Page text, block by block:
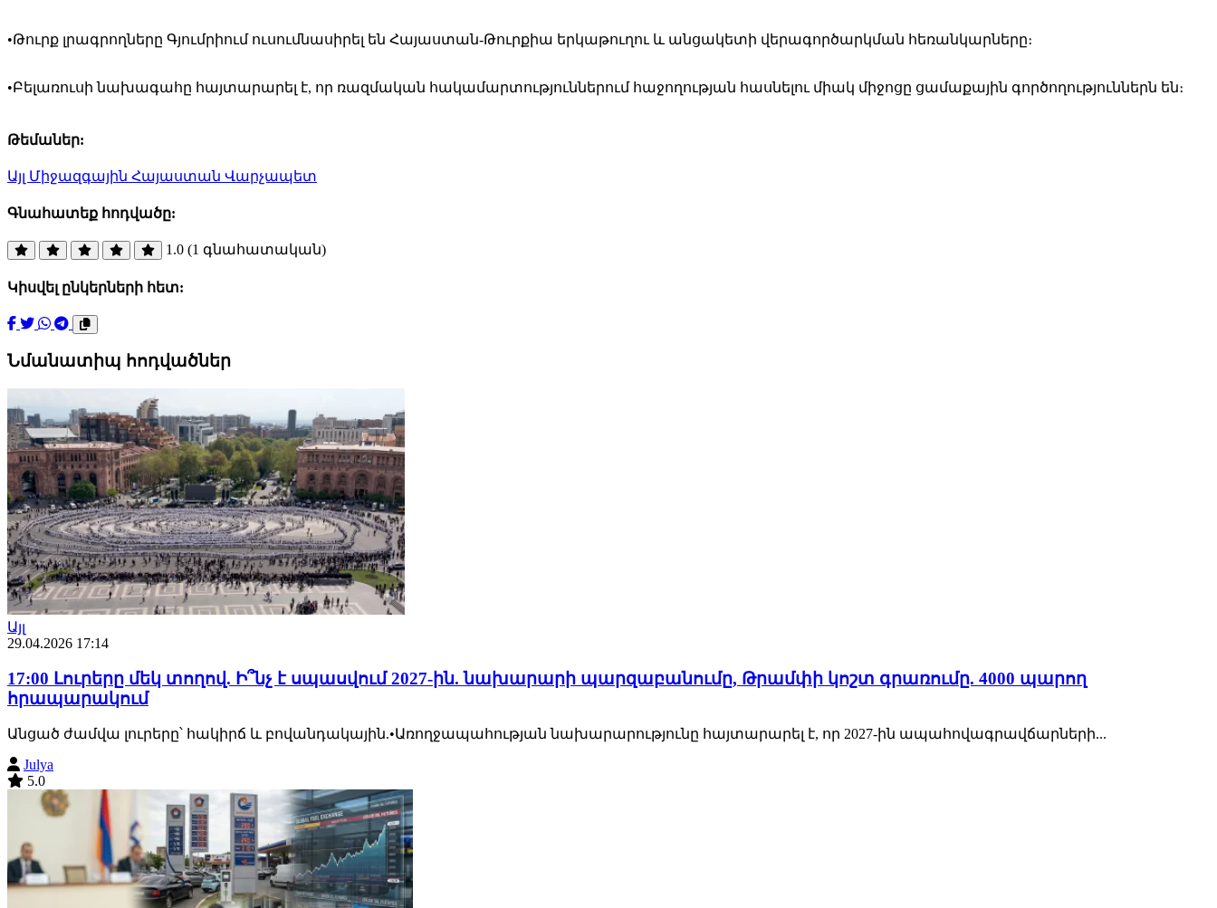
•Թուրք լրագրողները Գյումրիում ուսումնասիրել են Հայաստան-Թուրքիա երկաթուղու և անցակետի վերագործարկման հեռանկարները։
•Բելառուսի նախագահը հայտարարել է, որ ռազմական հակամարտություններում հաջողության հասնելու միակ միջոցը ցամաքային գործողություններն են։
Թեմաներ:
Այլ Միջազգային Հայաստան Վարչապետ
Գնահատեք հոդվածը:
1.0 (1 գնահատական)
Կիսվել ընկերների հետ:
Նմանատիպ հոդվածներ
Այլ
29.04.2026 17:14
17:00 Լուրերը մեկ տողով. Ի՞նչ է սպասվում 2027-ին. նախարարի պարզաբանումը, Թրամփի կոշտ գրառումը. 4000 պարող
հրապարակում
Անցած ժամվա լուրերը՝ հակիրճ և բովանդակային.•Առողջապահության նախարարությունը հայտարարել է, որ 2027-ին ապահովագրավճարների...
Julya
5.0